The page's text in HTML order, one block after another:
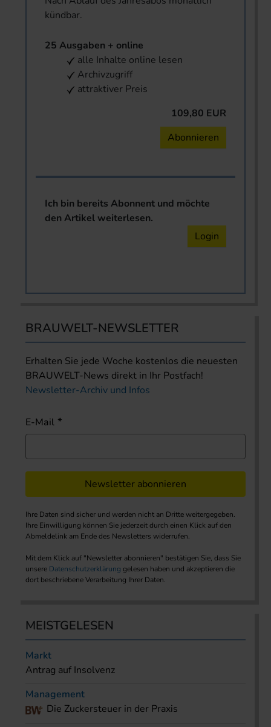
kündbar.
25 Ausgaben + online
alle Inhalte online lesen
Archivzugriff
attraktiver Preis
109,80 EUR
Abonnieren
Ich bin bereits Abonnent und möchte
den Artikel weiterlesen.
Login
BRAUWELT-NEWSLETTER
Erhalten Sie jede Woche kostenlos die neuesten
BRAUWELT-News direkt in Ihr Postfach!
Newsletter-Archiv und Infos
E-Mail
Newsletter abonnieren
Ihre Daten sind sicher und werden nicht an Dritte weitergegeben.
Ihre Einwilligung können Sie jederzeit durch einen Klick auf den
Abmeldelink am Ende des Newsletters widerrufen.
Mit dem Klick auf "Newsletter abonnieren" bestätigen Sie, dass Sie
unsere Datenschutzerklärung gelesen haben und akzeptieren die
dort beschriebene Verarbeitung Ihrer Daten.
MEISTGELESEN
Markt
Antrag auf Insolvenz
Management
Die Zuckersteuer in der Praxis